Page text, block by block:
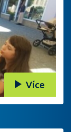
Více